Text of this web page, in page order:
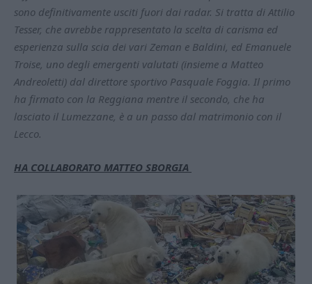
sono definitivamente usciti fuori dai radar. Si tratta di Attilio
Tesser, che avrebbe rappresentato la scelta di carisma ed
esperienza sulla scia dei vari Zeman e Baldini, ed Emanuele
Troise, uno degli emergenti valutati (insieme a Matteo
Andreoletti) dal direttore sportivo Pasquale Foggia. Il primo
ha firmato con la Reggiana mentre il secondo, che ha
lasciato il Lumezzane, è a un passo dal matrimonio con il
Lecco.
HA COLLABORATO MATTEO SBORGIA